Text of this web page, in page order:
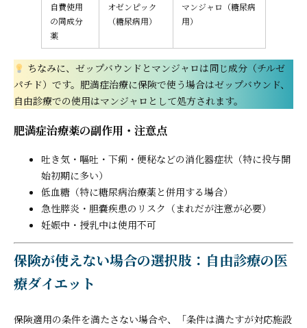
自費使用
の同成分
薬
オゼンピック
（糖尿病用）
マンジャロ（糖尿病
用）
ちなみに、ゼップバウンドとマンジャロは同じ成分（チルゼ
パチド）です。肥満症治療に保険で使う場合はゼップバウンド、
自由診療での使用はマンジャロとして処方されます。
肥満症治療薬の副作用・注意点
吐き気・嘔吐・下痢・便秘などの消化器症状（特に投与開
始初期に多い）
低血糖（特に糖尿病治療薬と併用する場合）
急性膵炎・胆嚢疾患のリスク（まれだが注意が必要）
妊娠中・授乳中は使用不可
保険が使えない場合の選択肢：自由診療の医
療ダイエット
保険適用の条件を満たさない場合や、「条件は満たすが対応施設